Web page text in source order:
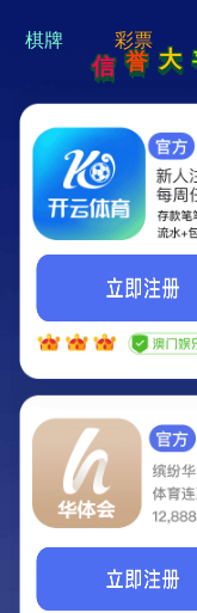
hi 💗
我们
我